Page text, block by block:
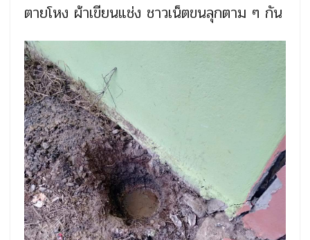
ตายโหง ผ้าเขียนแช่ง ชาวเน็ตขนลุกตาม ๆ กัน